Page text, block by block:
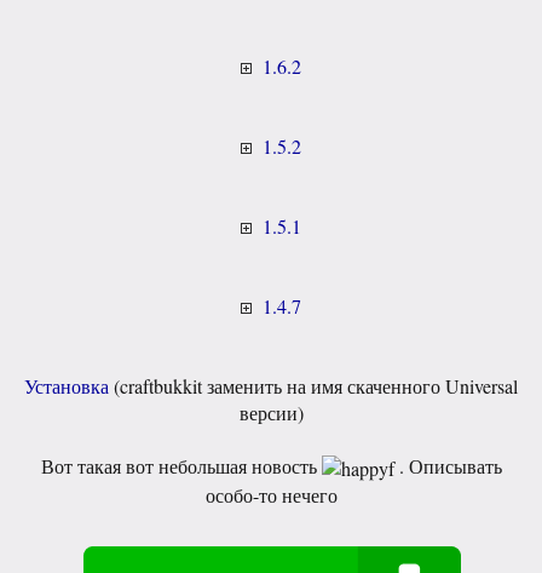
1.6.2
1.5.2
1.5.1
1.4.7
Установка (craftbukkit заменить на имя скаченного Universal
версии)
Вот такая вот небольшая новость
. Описывать
особо-то нечего